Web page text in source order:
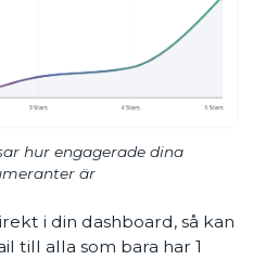
hur engagerade dina
är
i din dashboard, så kan
till alla som bara har 1